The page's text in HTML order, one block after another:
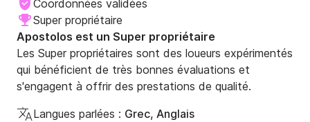
Coordonnées validées
Super propriétaire
Apostolos est un Super propriétaire
Les Super propriétaires sont des loueurs expérimentés
qui bénéficient de très bonnes évaluations et
s'engagent à offrir des prestations de qualité.
Langues parlées : Grec, Anglais